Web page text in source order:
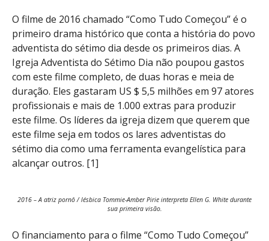
O filme de 2016 chamado “Como Tudo Começou” é o
primeiro drama histórico que conta a história do povo
adventista do sétimo dia desde os primeiros dias. A
Igreja Adventista do Sétimo Dia não poupou gastos
com este filme completo, de duas horas e meia de
duração. Eles gastaram US $ 5,5 milhões em 97 atores
profissionais e mais de 1.000 extras para produzir
este filme. Os líderes da igreja dizem que querem que
este filme seja em todos os lares adventistas do
sétimo dia como uma ferramenta evangelística para
alcançar outros. [1]
2016 – A atriz pornô / lésbica Tommie-Amber Pirie interpreta Ellen G. White durante
sua primeira visão.
O financiamento para o filme “Como Tudo Começou”